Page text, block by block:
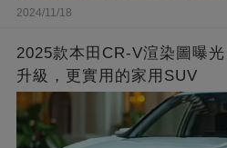
2024/11/18
2025款本田CR-V渲染圖曝
升級，更實用的家用SUV